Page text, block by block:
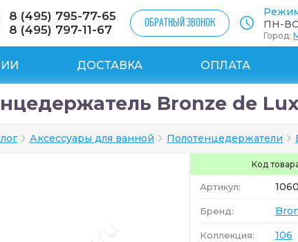
8 (495) 795-77-65
8 (495) 797-11-67
ОБРАТНЫЙ ЗВОНОК
ПН-ВС
Город:
ДОСТАВКА ОПЛАТА
Bronze de
Аксессуары для ванной Полотенцедержатели
Код
Артикул:
Бренд:
Коллекция: 106